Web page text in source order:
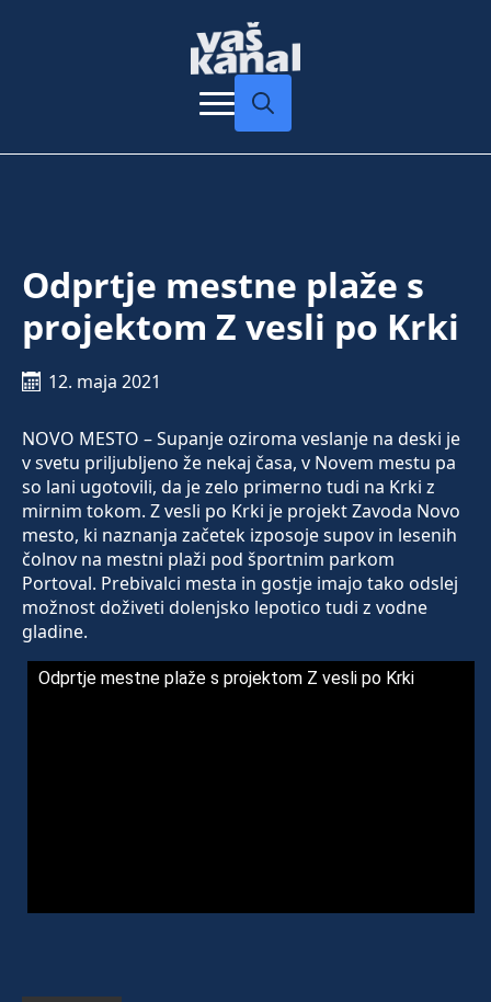
Odprtje mestne plaže s
projektom Z vesli po Krki
12. maja 2021
NOVO MESTO – Supanje oziroma veslanje na deski je
v svetu priljubljeno že nekaj časa, v Novem mestu pa
so lani ugotovili, da je zelo primerno tudi na Krki z
mirnim tokom. Z vesli po Krki je projekt Zavoda Novo
mesto, ki naznanja začetek izposoje supov in lesenih
čolnov na mestni plaži pod športnim parkom
Portoval. Prebivalci mesta in gostje imajo tako odslej
možnost doživeti dolenjsko lepotico tudi z vodne
gladine.
Odprtje mestne plaže s projektom Z vesli po Krki